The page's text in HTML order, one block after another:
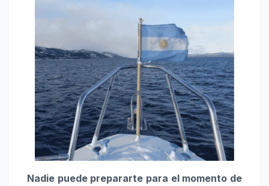
Nadie puede prepararte para el momento de